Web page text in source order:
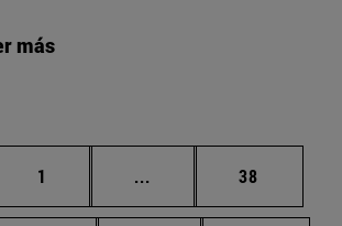
más
Página
1 ... Páginas intermedias
Página
38